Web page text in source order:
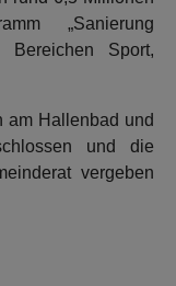
„Sanierung
Bereichen Sport,
am Hallenbad und
und die
vergeben